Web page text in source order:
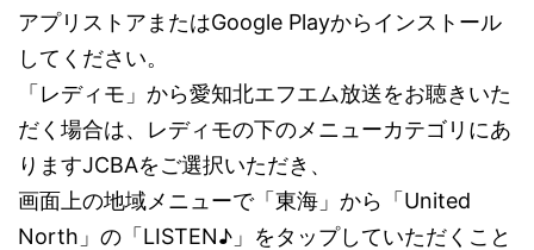
アプリストアまたはGoogle Playからインストール
してください。
「レディモ」から愛知北エフエム放送をお聴きいた
だく場合は、レディモの下のメニューカテゴリにあ
りますJCBAをご選択いただき、
画面上の地域メニューで「東海」から「United
North」の「LISTEN♪」をタップしていただくこと